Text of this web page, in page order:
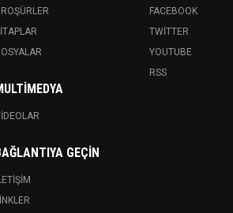
GEÇIN
FACEBOOK
TWITTER
YOUTUBE
RSS